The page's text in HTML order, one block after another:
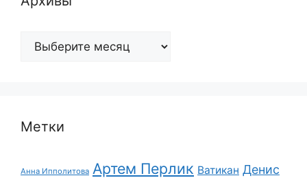
Архивы
Метки
Анна Ипполитова Артем Перлик Ватикан Денис